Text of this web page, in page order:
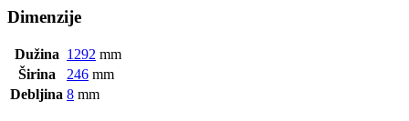
Dimenzije
Dužina 1292 mm
Širina
246 mm
Debljina 8 mm